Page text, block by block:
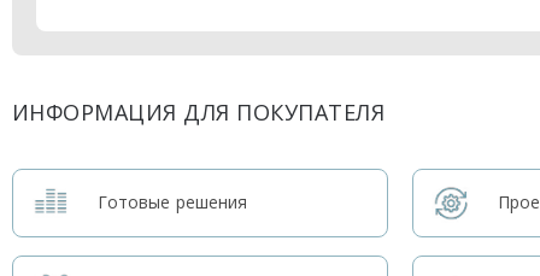
ИНФОРМАЦИЯ ДЛЯ ПОКУПАТЕЛЯ
Готовые решения